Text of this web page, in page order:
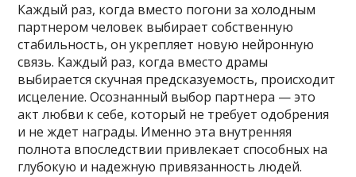
Каждый раз, когда вместо погони за холодным
партнером человек выбирает собственную
стабильность, он укрепляет новую нейронную
связь. Каждый раз, когда вместо драмы
выбирается скучная предсказуемость, происходит
исцеление. Осознанный выбор партнера — это
акт любви к себе, который не требует одобрения
и не ждет награды. Именно эта внутренняя
полнота впоследствии привлекает способных на
глубокую и надежную привязанность людей.